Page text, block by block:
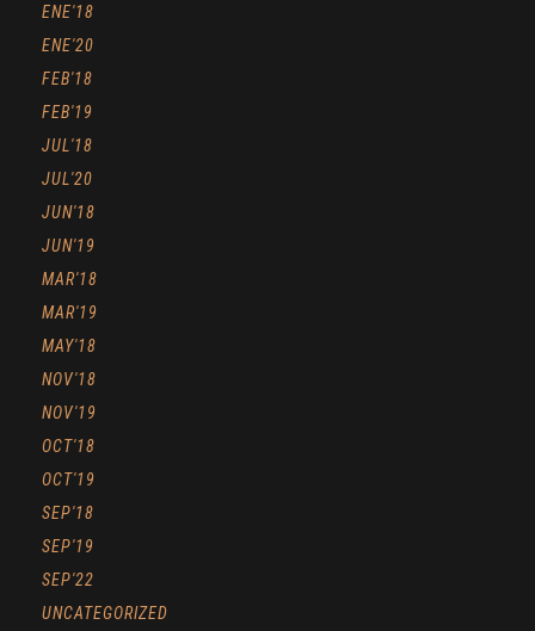
ENE'18
ENE'20
FEB'18
FEB'19
JUL'18
JUL'20
JUN'18
JUN'19
MAR'18
MAR'19
MAY'18
NOV'18
NOV'19
OCT'18
OCT'19
SEP'18
SEP'19
SEP'22
UNCATEGORIZED